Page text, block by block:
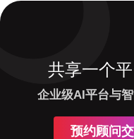
共享一个
企业级AI平台与
预约顾问